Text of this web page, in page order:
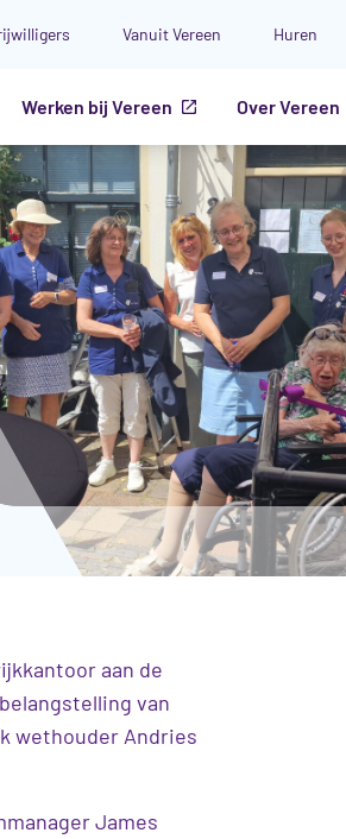
Vanuit Vereen Huren
Werken bij Vereen Over Vereen
aan de
van
wethouder Andries
James